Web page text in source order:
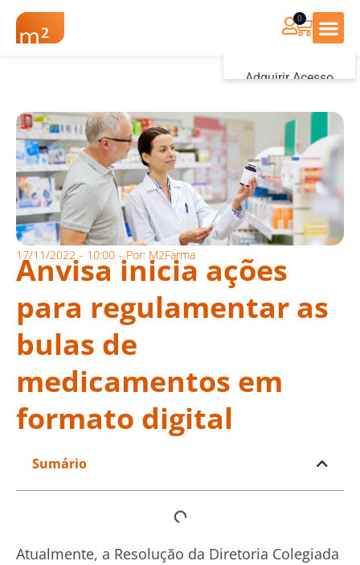
Adquirir Acesso
0
17/11/2022 - 10:00 - Por: M2Farma
Anvisa inicia ações
para regulamentar as
bulas de
medicamentos em
formato digital
Sumário
Atualmente, a Resolução da Diretoria Colegiada